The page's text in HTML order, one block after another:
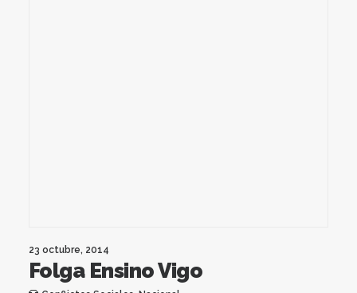
23 octubre, 2014
Folga Ensino Vigo